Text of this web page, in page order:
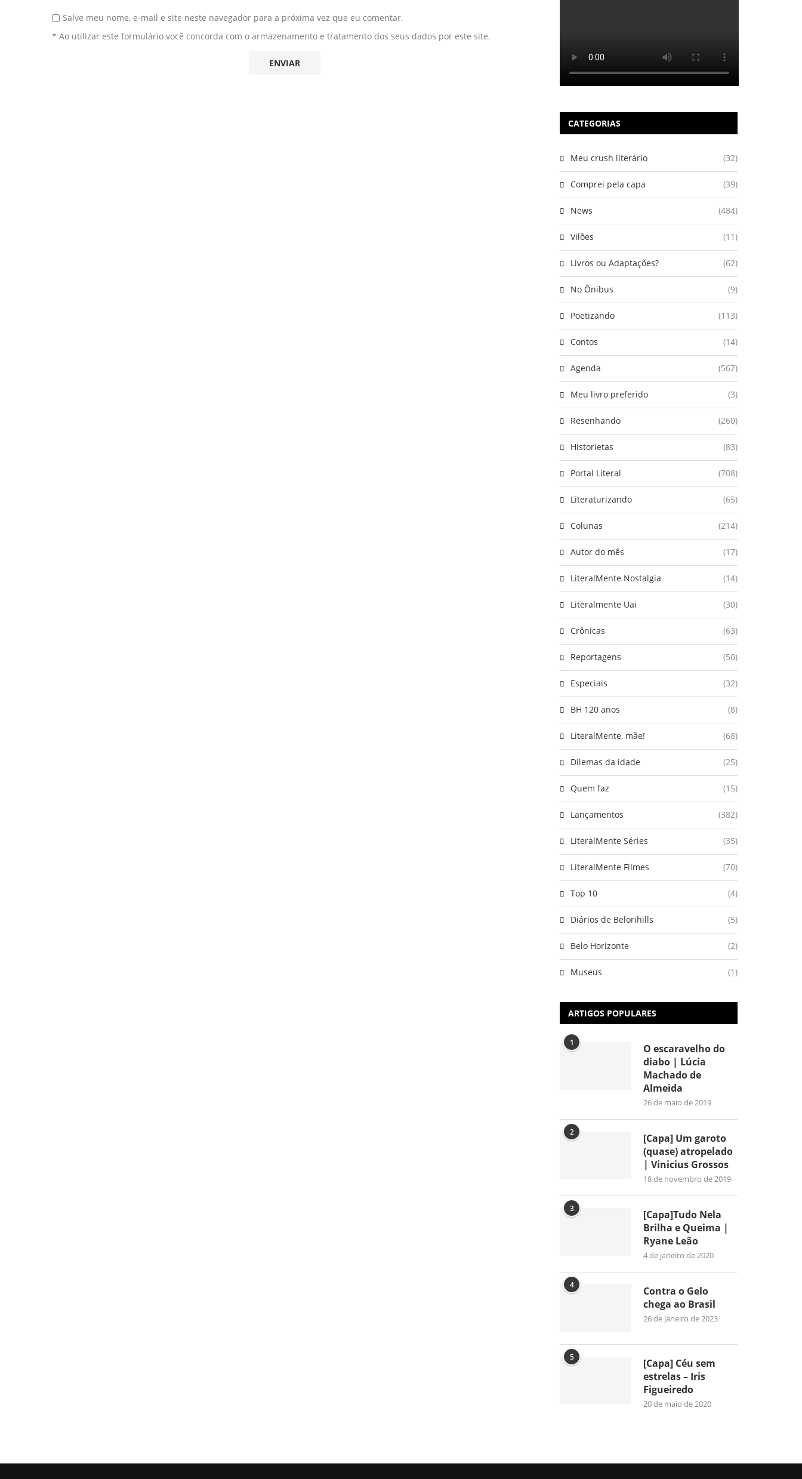
Salve meu nome, e-mail e site neste navegador para a próxima vez que eu comentar.
* Ao utilizar este formulário você concorda com o armazenamento e tratamento dos seus dados por este site.
CATEGORIAS
Meu crush literário (32)
Comprei pela capa (39)
News (484)
Vilões (11)
Livros ou Adaptações? (62)
No Ônibus (9)
Poetizando (113)
Contos (14)
Agenda (567)
Meu livro preferido (3)
Resenhando (260)
Historietas (83)
Portal Literal (708)
Literaturizando (65)
Colunas (214)
Autor do mês (17)
LiteralMente Nostalgia (14)
Literalmente Uai (30)
Crônicas (63)
Reportagens (50)
Especiais (32)
BH 120 anos (8)
LiteralMente, mãe! (68)
Dilemas da idade (25)
Quem faz (15)
Lançamentos (382)
LiteralMente Séries (35)
LiteralMente Filmes (70)
Top 10 (4)
Diários de Belorihills (5)
Belo Horizonte (2)
Museus (1)
ARTIGOS POPULARES
1
O escaravelho do
diabo | Lúcia
Machado de
Almeida
26 de maio de 2019
2
[Capa] Um garoto
(quase) atropelado
| Vinicius Grossos
18 de novembro de 2019
3
[Capa]Tudo Nela
Brilha e Queima |
Ryane Leão
4 de janeiro de 2020
4
Contra o Gelo
chega ao Brasil
26 de janeiro de 2023
5
[Capa] Céu sem
estrelas – Iris
Figueiredo
20 de maio de 2020